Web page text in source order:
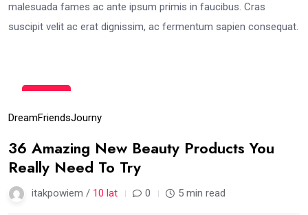
malesuada fames ac ante ipsum primis in faucibus. Cras
suscipit velit ac erat dignissim, ac fermentum sapien consequat.
gru
DreamFriendsJourny
36 Amazing New Beauty Products You
Really Need To Try
itakpowiem / 10 lat 0 5 min read